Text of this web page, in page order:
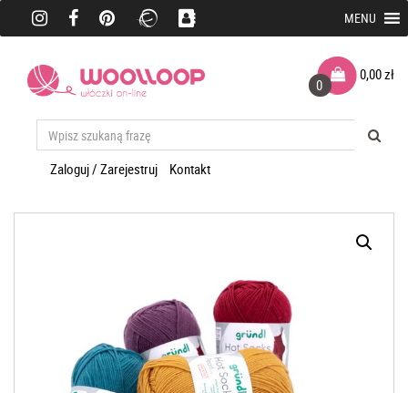
Zaloguj / Zarejestruj Kontakt
0
0,00zł
MENU